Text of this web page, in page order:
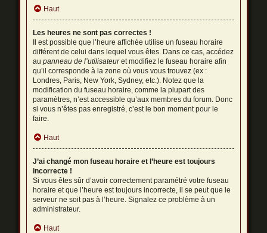
Haut
Les heures ne sont pas correctes !
Il est possible que l’heure affichée utilise un fuseau horaire
différent de celui dans lequel vous êtes. Dans ce cas, accédez
aupanneau de l’utilisateuret modifiez le fuseau horaire afin
qu’il corresponde à la zone où vous vous trouvez (ex :
Londres, Paris, New York, Sydney, etc.). Notez que la
modification du fuseau horaire, comme la plupart des
paramètres, n’est accessible qu’aux membres du forum. Donc
si vous n’êtes pas enregistré, c’est le bon moment pour le
faire.
Haut
J’ai changé mon fuseau horaire et l’heure est toujours
incorrecte !
Si vous êtes sûr d’avoir correctement paramétré votre fuseau
horaire et que l’heure est toujours incorrecte, il se peut que le
serveur ne soit pas à l’heure. Signalez ce problème à un
administrateur.
Haut